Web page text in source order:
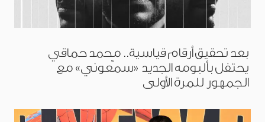
بعد تحقيق أرقام قياسية.. محمد حماقي
يحتفل بألبومه الجديد «سمّعوني» مع
الجمهور للمرة الأولى